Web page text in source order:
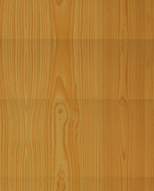
كتب 2000
كتب 1992
كتب 1989 كتب 1988
كتب 1984
كتب 1980